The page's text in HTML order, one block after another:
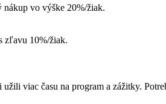
nákup vo výške 20%/žiak.
zľavu 10%/žiak.
užili viac času na program a zážitky.